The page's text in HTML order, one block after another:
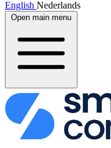
English Nederlands
Open main menu